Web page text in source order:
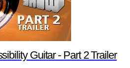
Guitar - Part 2 Trailer